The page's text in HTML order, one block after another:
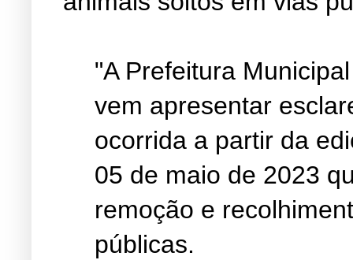
"A Prefeitura
vem apresentar
ocorrida a partir da
05 de maio de 2023
remoção e
públicas.